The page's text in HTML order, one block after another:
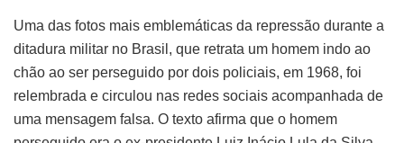
Uma das fotos mais emblemáticas da repressão durante a
ditadura militar no Brasil, que retrata um homem indo ao
chão ao ser perseguido por dois policiais, em 1968, foi
relembrada e circulou nas redes sociais acompanhada de
uma mensagem falsa. O texto afirma que o homem